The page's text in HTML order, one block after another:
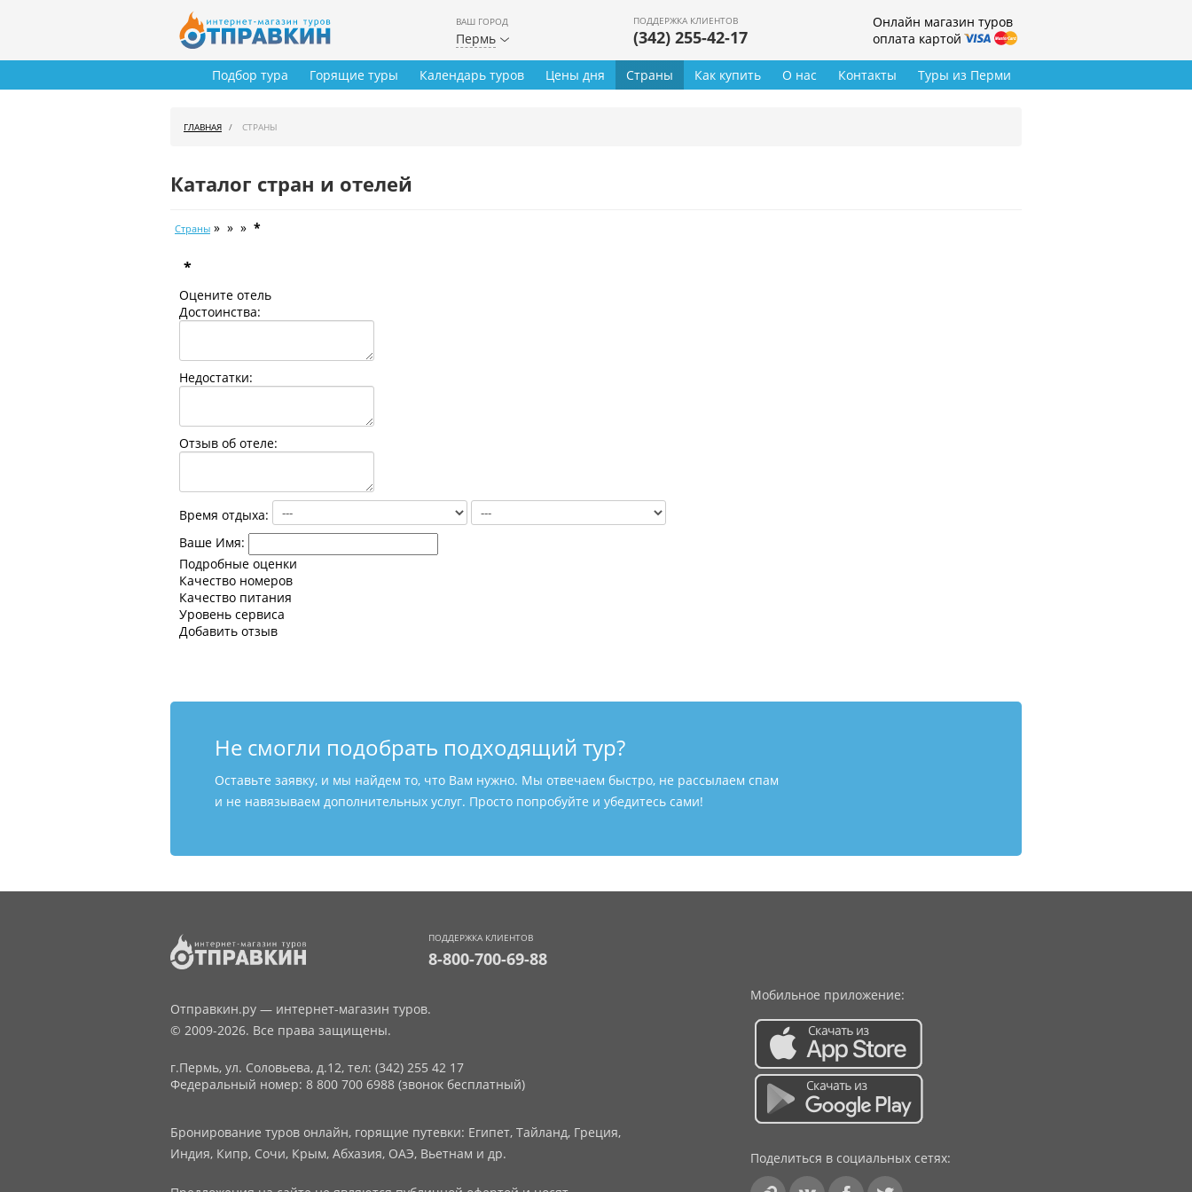
ВАШ ГОРОД
Пермь
ПОДДЕРЖКА КЛИЕНТОВ
(342) 255-42-17
Онлайн магазин туров
оплата картой
Туры из Перми
Подбор тура Горящие туры Календарь туров Цены дня Страны Как купить О нас Контакты
ГЛАВНАЯ СТРАНЫ
Каталог стран и отелей
Страны » » » *
*
Оцените отель
Достоинства:
Недостатки:
Отзыв об отеле:
Время отдыха:
Ваше Имя:
Подробные оценки
Качество номеров
Качество питания
Уровень сервиса
Добавить отзыв
Не смогли подобрать подходящий тур?
Оставьте заявку, и мы найдем то, что Вам нужно. Мы отвечаем быстро, не рассылаем спам
и не навязываем дополнительных услуг. Просто попробуйте и убедитесь сами!
ПОДДЕРЖКА КЛИЕНТОВ
8-800-700-69-88
Отправкин.ру — интернет-магазин туров.
© 2009-2026. Все права защищены.
г.Пермь, ул. Соловьева, д.12, тел: (342) 255 42 17
Федеральный номер: 8 800 700 6988 (звонок бесплатный)
Бронирование туров онлайн, горящие путевки: Египет, Тайланд, Греция,
Индия, Кипр, Сочи, Крым, Абхазия, ОАЭ, Вьетнам и др.
Мобильное приложение:
Поделиться в социальных сетях: